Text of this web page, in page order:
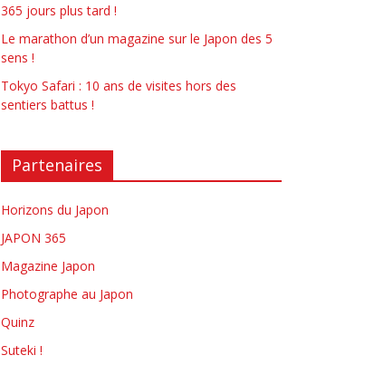
365 jours plus tard !
Le marathon d’un magazine sur le Japon des 5
sens !
Tokyo Safari : 10 ans de visites hors des
sentiers battus !
Partenaires
Horizons du Japon
JAPON 365
Magazine Japon
Photographe au Japon
Quinz
Suteki !